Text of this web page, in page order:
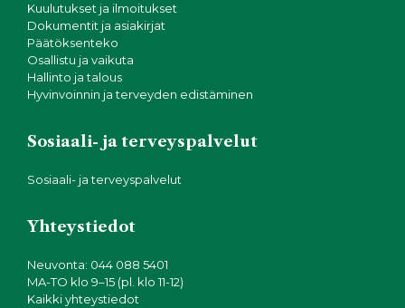
Kuulutukset ja ilmoitukset
Dokumentit ja asiakirjat
Päätöksenteko
Osallistu ja vaikuta
Hallinto ja talous
Hyvinvoinnin ja terveyden edistäminen
Sosiaali- ja terveyspalvelut
Sosiaali- ja terveyspalvelut
Yhteystiedot
Neuvonta: 044 088 5401
MA-TO klo 9–15 (pl. klo 11-12)
Kaikki yhteystiedot